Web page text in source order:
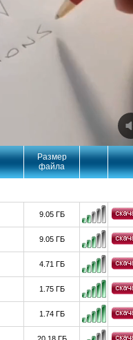
Размер
файла
9.05 ГБ
9.05 ГБ
4.71 ГБ
1.75 ГБ
1.74 ГБ